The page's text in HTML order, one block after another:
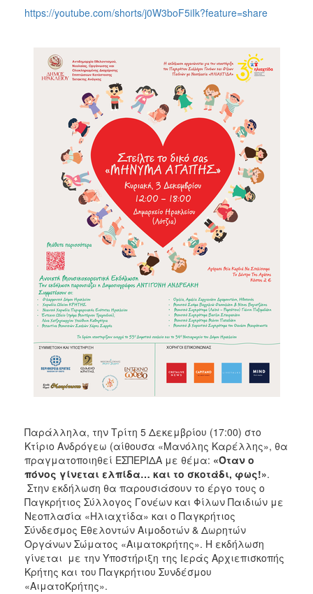
https://youtube.com/shorts/j0W3boF5iIk?feature=share
Παράλληλα, την Τρίτη 5 Δεκεμβρίου (17:00) στο
Κτίριο Ανδρόγεω (αίθουσα «Μανόλης Καρέλλης», θα
πραγματοποιηθεί ΕΣΠΕΡΙΔΑ με θέμα: «Όταν ο
πόνος γίνεται ελπίδα… και το σκοτάδι, φως!».
Στην εκδήλωση θα παρουσιάσουν το έργο τους ο
Παγκρήτιος Σύλλογος Γονέων και Φίλων Παιδιών με
Νεοπλασία «Ηλιαχτίδα» και ο Παγκρήτιος
Σύνδεσμος Εθελοντών Αιμοδοτών & Δωρητών
Οργάνων Σώματος «Αιματοκρήτης». Η εκδήλωση
γίνεται με την Υποστήριξη της Ιεράς Αρχιεπισκοπής
Κρήτης και του Παγκρήτιου Συνδέσμου
«ΑιματοΚρήτης».